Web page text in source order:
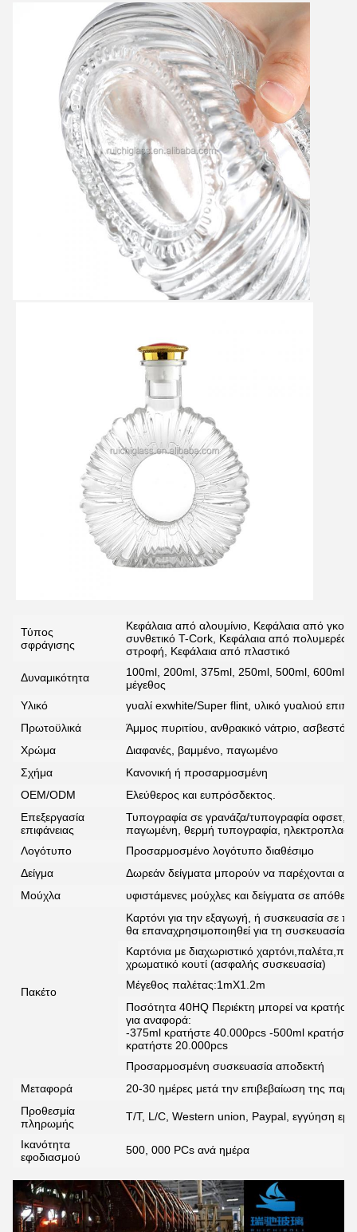
Αφήστε ένα μήνυμα
We bellen je snel terug!
υποβολή
Τύπος
σφράγισης
Κεφάλαια από αλουμίνιο, Κεφάλαια από
συνθετικό T-Cork, Κεφάλαια από πολυμερές
στροφή, Κεφάλαια από πλαστικό
Δυναμικότητα
100ml, 200ml, 375ml, 250ml, 500ml, 600ml,
μέγεθος
Υλικό
γυαλί exwhite/Super flint, υλικό γυαλιού
Πρωτοϋλικά
Άμμος πυριτίου, ανθρακικό νάτριο,
Χρώμα
Διαφανές, βαμμένο, παγωμένο
Σχήμα
Κανονική ή προσαρμοσμένη
OEM/ODM
Ελεύθερος και ευπρόσδεκτος.
Επεξεργασία
επιφάνειας
Τυπογραφία σε γρανάζα/τυπογραφία οφσετ,
παγωμένη, θερμή τυπογραφία,
Λογότυπο
Προσαρμοσμένο λογότυπο διαθέσιμο
Δείγμα
Δωρεάν δείγματα μπορούν να παρέχονται
Μούχλα
υφιστάμενες μούχλες και δείγματα σε απόθεμα
Πακέτο
Καρτόνι για την εξαγωγή, ή συσκευασία σε
θα επαναχρησιμοποιηθεί για τη
Καρτόνια με διαχωριστικό
χρωματικό κουτί (ασφαλής συσκευασία)
Μέγεθος παλέτας:1mX1.2m
Ποσότητα 40HQ Περιέκτη μπορεί να
για αναφορά:
-375ml κρατήστε 40.000pcs -500ml
κρατήστε 20.000pcs
Προσαρμοσμένη συσκευασία αποδεκτή
Μεταφορά
20-30 ημέρες μετά την επιβεβαίωση της
Προθεσμία
πληρωμής
T/T, L/C, Western union, Paypal, εγγύηση
Ικανότητα
εφοδιασμού
500, 000 PCs ανά ημέρα